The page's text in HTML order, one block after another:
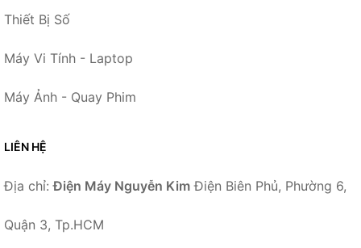
Thiết Bị Số
Máy Vi Tính - Laptop
Máy Ảnh - Quay Phim
LIÊN HỆ
Địa chỉ:Điện Máy Nguyễn Kim Điện Biên Phủ, Phường 6,
Quận 3, Tp.HCM